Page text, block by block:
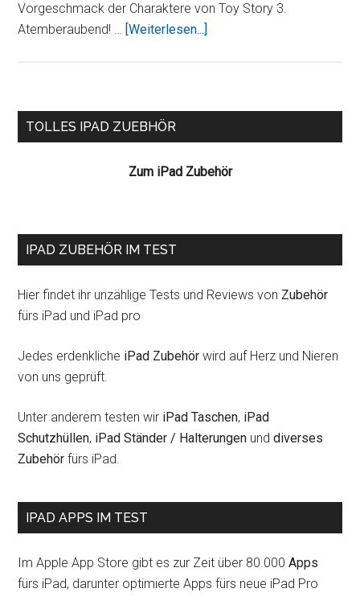
Vorgeschmack der Charaktere von Toy Story 3.
Atemberaubend! … [Weiterlesen...]
+
=
Seitenspalte
TOLLES IPAD ZUEBHÖR
Zum iPad Zubehör
IPAD ZUBEHÖR IM TEST
Hier findet ihr unzählige Tests und Reviews von Zubehör
fürs iPad und iPad pro
Jedes erdenkliche iPad Zubehör wird auf Herz und Nieren
von uns geprüft.
Unter anderem testen wir iPad Taschen, iPad
Schutzhüllen, iPad Ständer / Halterungen unddiverses
Zubehör fürs iPad.
IPAD APPS IM TEST
Im Apple App Store gibt es zur Zeit über 80.000Apps
fürs iPad, darunter optimierte Apps fürs neue iPad Pro